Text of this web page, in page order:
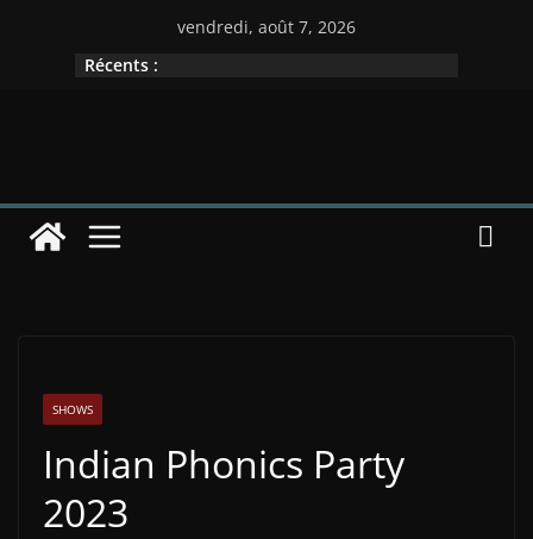
vendredi, août 7, 2026
Récents :
SHOWS
Indian Phonics Party
2023